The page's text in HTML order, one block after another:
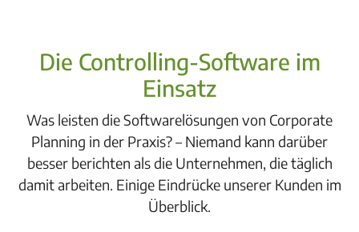
Die Controlling-Software im
Einsatz
Was leisten die Softwarelösungen von Corporate
Planning in der Praxis? – Niemand kann darüber
besser berichten als die Unternehmen, die täglich
damit arbeiten. Einige Eindrücke unserer Kunden im
Überblick.